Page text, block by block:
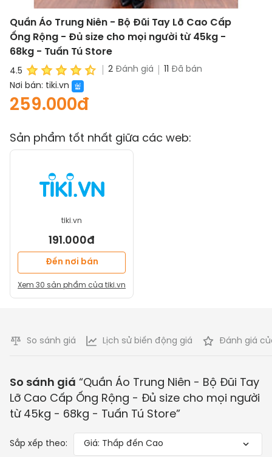
Quần Áo Trung Niên - Bộ Đũi Tay Lỡ Cao Cấp
Ống Rộng - Đủ size cho mọi người từ 45kg -
68kg - Tuấn Tú Store
4.5 2 Đánh giá 11 Đã bán
Nơi bán: tiki.vn
259.000đ
Sản phẩm tốt nhất giữa các web:
tiki.vn
191.000đ
Đến nơi bán
Xem 30 sản phẩm của tiki.vn
So sánh giá Lịch sử biến động giá Đánh giá
So sánh giá “Quần Áo Trung Niên - Bộ Đũi Tay
Lỡ Cao Cấp Ống Rộng - Đủ size cho mọi người
từ 45kg - 68kg - Tuấn Tú Store”
Sắp xếp theo: Giá: Thấp đến Cao